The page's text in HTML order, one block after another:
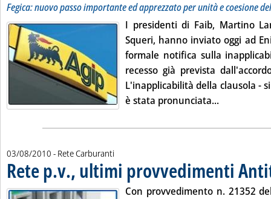
Fegica: nuovo passo importante ed apprezzato per unità e coesione
I presidenti di Faib, Martino
Squeri, hanno inviato oggi ad
formale notifica sulla
recesso già prevista
L'inapplicabilità della clausola -
è stata pronunciata...Leggi tutta
03/08/2010 - Rete Carburanti
Rete p.v., ultimi provvedimenti
Con provvedimento n. 21352